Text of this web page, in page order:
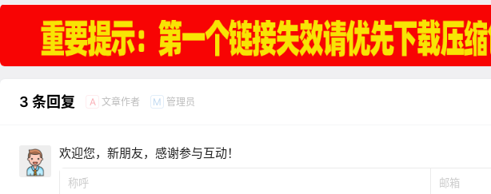
3 条回复 A 文章作者 M 管理员
欢迎您，新朋友，感谢参与互动！